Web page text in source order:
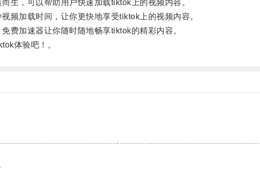
，可以帮助用户快速加载tiktok上的视频内容。
加载时间，让你更快地享受tiktok上的视频内容。
加速器让你随时随地畅享tiktok的精彩内容。
体验吧！。